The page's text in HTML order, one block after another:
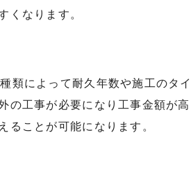
くなります。
類によって耐久年数や施工のタ
工事が必要になり工事金額が高
ことが可能になります。